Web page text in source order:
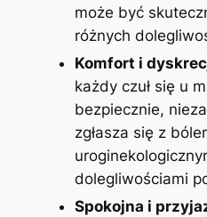
może być
różnych
Komfort i
każdy czuł się u
bezpiecznie,
zgłasza się z
dolegliwościami
Spokojna i